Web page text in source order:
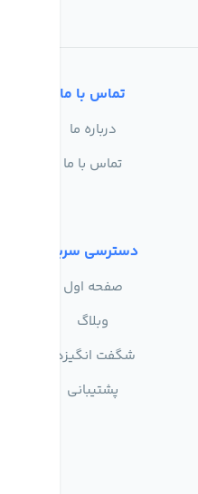
تماس با ما
درباره ما
تماس با ما
دسترسی سریع
صفحه اول
وبلاگ
شگفت انگیزها
پشتیبانی